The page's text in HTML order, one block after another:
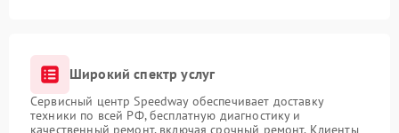
Широкий спектр услуг
Сервисный центр Speedway обеспечивает доставку
техники по всей РФ, бесплатную диагностику и
качественный ремонт, включая срочный ремонт. Клиенты